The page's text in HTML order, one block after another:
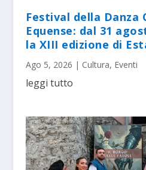
Festival della Danza
Equense: dal 31
la XIII edizione di
Ago 5, 2026 | Cultura, Eventi
leggi tutto